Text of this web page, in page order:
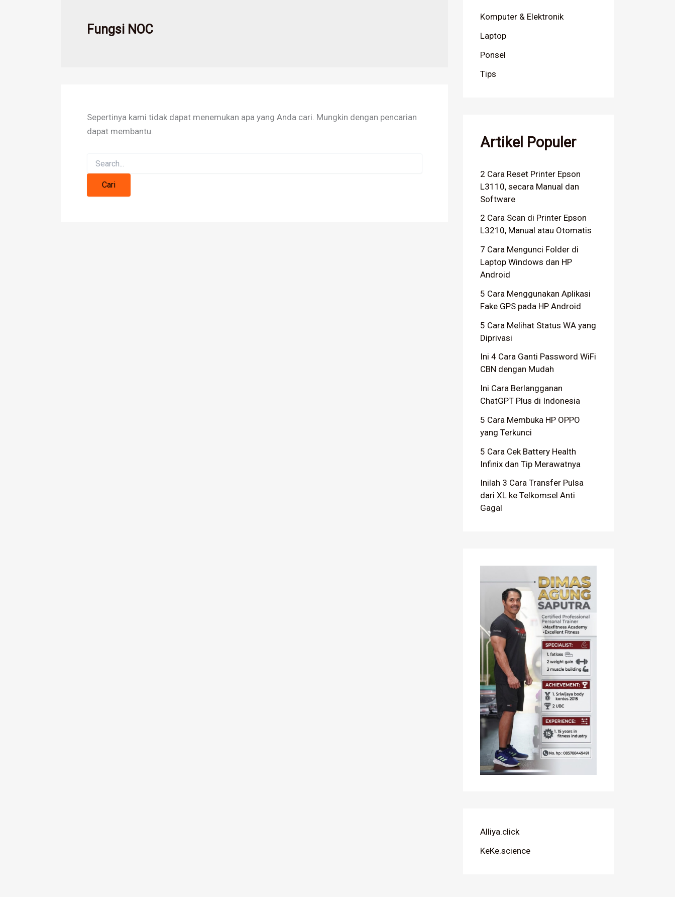
Fungsi NOC
Sepertinya kami tidak dapat menemukan apa yang Anda cari. Mungkin dengan pencarian
dapat membantu.
Komputer & Elektronik
Laptop
Ponsel
Tips
Artikel Populer
2 Cara Reset Printer Epson
L3110, secara Manual dan
Software
2 Cara Scan di Printer Epson
L3210, Manual atau Otomatis
7 Cara Mengunci Folder di
Laptop Windows dan HP
Android
5 Cara Menggunakan Aplikasi
Fake GPS pada HP Android
5 Cara Melihat Status WA yang
Diprivasi
Ini 4 Cara Ganti Password WiFi
CBN dengan Mudah
Ini Cara Berlangganan
ChatGPT Plus di Indonesia
5 Cara Membuka HP OPPO
yang Terkunci
5 Cara Cek Battery Health
Infinix dan Tip Merawatnya
Inilah 3 Cara Transfer Pulsa
dari XL ke Telkomsel Anti
Gagal
Alliya.click
KeKe.science